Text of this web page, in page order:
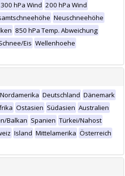
300 hPa Wind 200 hPa Wind
Neuschneehöhe
850 hPa Temp. Abweichung
Eis Wellenhoehe
Nordamerika Deutschland Dänemark
Ostasien Südasien Australien
Balkan Spanien Türkei/Nahost
Island Mittelamerika Österreich